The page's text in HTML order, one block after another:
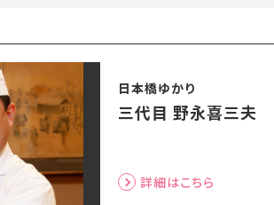
日本橋ゆかり
三代目 野永喜三夫
詳細はこちら